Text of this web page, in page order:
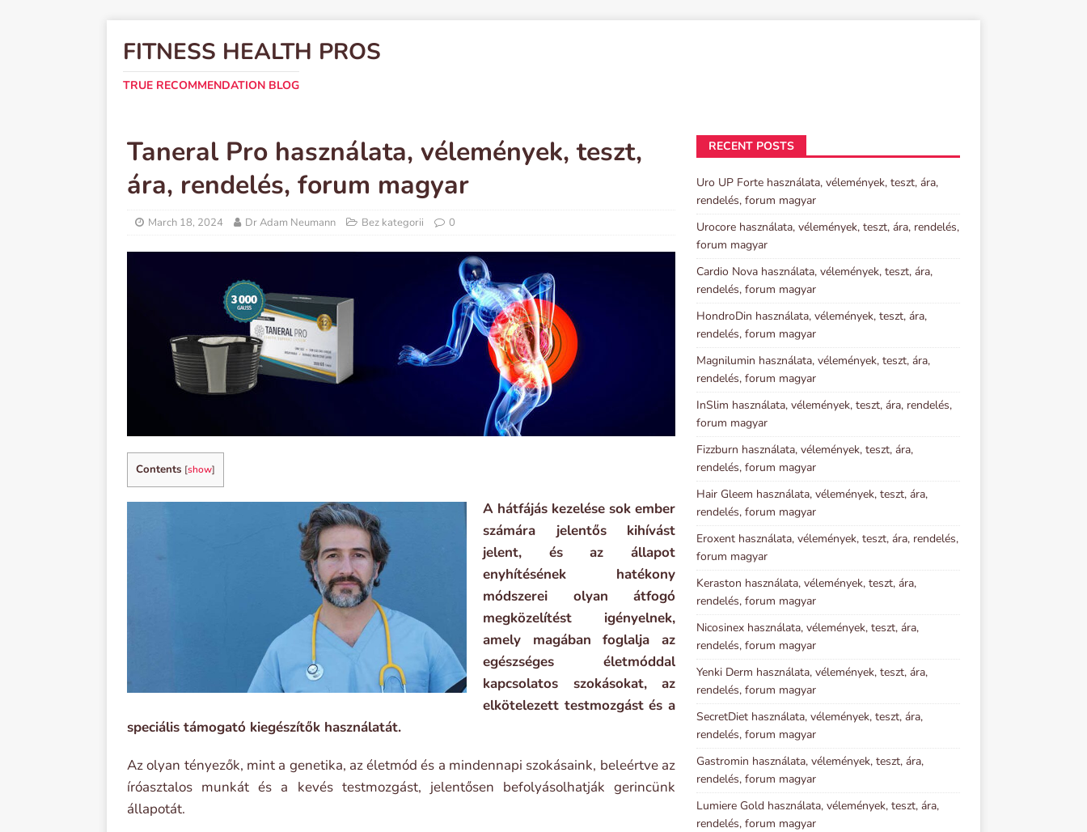
FITNESS HEALTH PROS
TRUE RECOMMENDATION BLOG
Taneral Pro használata, vélemények, teszt,
ára, rendelés, forum magyar
March 18, 2024 Dr Adam Neumann Bez kategorii 0
Contents [show]
A hátfájás kezelése sok ember
számára jelentős kihívást
jelent, és az állapot
enyhítésének hatékony
módszerei olyan átfogó
megközelítést igényelnek,
amely magában foglalja az
egészséges életmóddal
kapcsolatos szokásokat, az
elkötelezett testmozgást és a
speciális támogató kiegészítők használatát.
Az olyan tényezők, mint a genetika, az életmód és a mindennapi szokásaink, beleértve az
íróasztalos munkát és a kevés testmozgást, jelentősen befolyásolhatják gerincünk
állapotát.
RECENT POSTS
Uro UP Forte használata, vélemények, teszt, ára,
rendelés, forum magyar
Urocore használata, vélemények, teszt, ára, rendelés,
forum magyar
Cardio Nova használata, vélemények, teszt, ára,
rendelés, forum magyar
HondroDin használata, vélemények, teszt, ára,
rendelés, forum magyar
Magnilumin használata, vélemények, teszt, ára,
rendelés, forum magyar
InSlim használata, vélemények, teszt, ára, rendelés,
forum magyar
Fizzburn használata, vélemények, teszt, ára,
rendelés, forum magyar
Hair Gleem használata, vélemények, teszt, ára,
rendelés, forum magyar
Eroxent használata, vélemények, teszt, ára, rendelés,
forum magyar
Keraston használata, vélemények, teszt, ára,
rendelés, forum magyar
Nicosinex használata, vélemények, teszt, ára,
rendelés, forum magyar
Yenki Derm használata, vélemények, teszt, ára,
rendelés, forum magyar
SecretDiet használata, vélemények, teszt, ára,
rendelés, forum magyar
Gastromin használata, vélemények, teszt, ára,
rendelés, forum magyar
Lumiere Gold használata, vélemények, teszt, ára,
rendelés, forum magyar